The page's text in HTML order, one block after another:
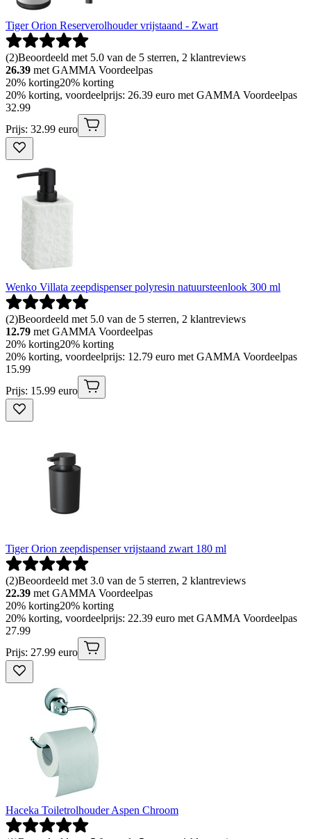
Tiger Orion Reserverolhouder vrijstaand - Zwart
(2)Beoordeeld met 5.0 van de 5 sterren, 2 klantreviews
26.39 met GAMMA Voordeelpas
20% korting20% korting
20% korting, voordeelprijs: 26.39 euro met GAMMA Voordeelpas
32.99
Prijs: 32.99 euro
Wenko Villata zeepdispenser polyresin natuursteenlook 300 ml
(2)Beoordeeld met 5.0 van de 5 sterren, 2 klantreviews
12.79 met GAMMA Voordeelpas
20% korting20% korting
20% korting, voordeelprijs: 12.79 euro met GAMMA Voordeelpas
15.99
Prijs: 15.99 euro
Tiger Orion zeepdispenser vrijstaand zwart 180 ml
(2)Beoordeeld met 3.0 van de 5 sterren, 2 klantreviews
22.39 met GAMMA Voordeelpas
20% korting20% korting
20% korting, voordeelprijs: 22.39 euro met GAMMA Voordeelpas
27.99
Prijs: 27.99 euro
Haceka Toiletrolhouder Aspen Chroom